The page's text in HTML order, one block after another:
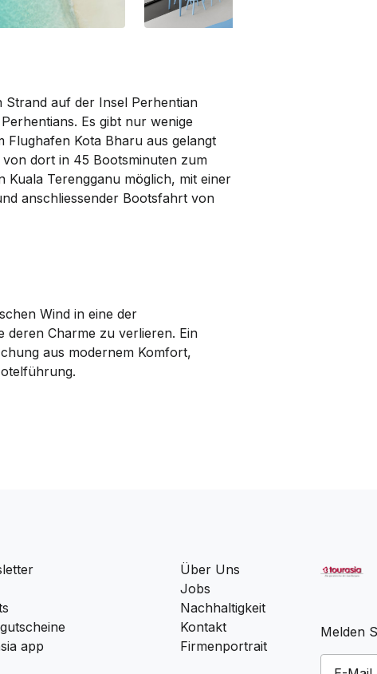
Strand auf der Insel Perhentian
Es gibt nur wenige
Flughafen Kota Bharu aus gelangt
dort in 45 Bootsminuten zum
Kuala Terengganu möglich, mit einer
anschliessender Bootsfahrt von
Wind in eine der
deren Charme zu verlieren. Ein
aus modernem Komfort,
app
Über Uns
Jobs
Nachhaltigkeit
Kontakt
Firmenportrait
Melden